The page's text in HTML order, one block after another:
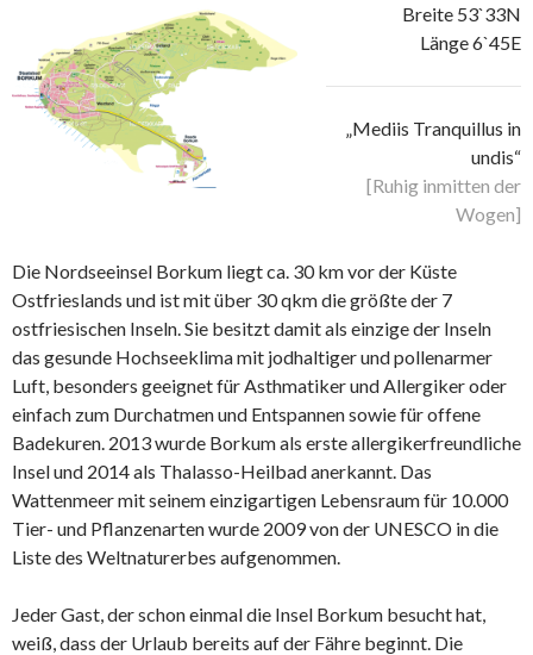
Breite 53`33N
Länge 6`45E
„Mediis Tranquillus in
undis“
[Ruhig inmitten der
Wogen]
Die Nordseeinsel Borkum liegt ca. 30 km vor der Küste
Ostfrieslands und ist mit über 30 qkm die größte der 7
ostfriesischen Inseln. Sie besitzt damit als einzige der Inseln
das gesunde Hochseeklima mit jodhaltiger und pollenarmer
Luft, besonders geeignet für Asthmatiker und Allergiker oder
einfach zum Durchatmen und Entspannen sowie für offene
Badekuren. 2013 wurde Borkum als erste allergikerfreundliche
Insel und 2014 als Thalasso-Heilbad anerkannt. Das
Wattenmeer mit seinem einzigartigen Lebensraum für 10.000
Tier- und Pflanzenarten wurde 2009 von der UNESCO in die
Liste des Weltnaturerbes aufgenommen.
Jeder Gast, der schon einmal die Insel Borkum besucht hat,
weiß, dass der Urlaub bereits auf der Fähre beginnt. Die